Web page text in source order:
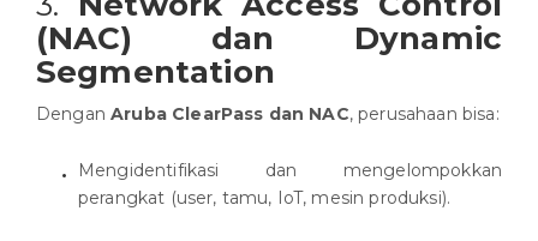
(NAC) dan Dynamic
Segmentation
DenganAruba ClearPass dan NAC, perusahaan bisa:
Mengidentifikasi dan mengelompokkan
perangkat (user, tamu, IoT, mesin produksi).